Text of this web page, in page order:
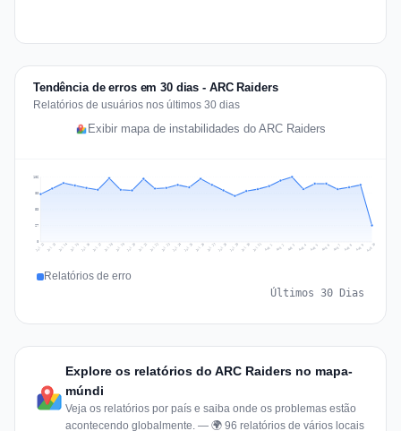
Tendência de erros em 30 dias - ARC Raiders
Relatórios de usuários nos últimos 30 dias
Exibir mapa de instabilidades do ARC Raiders
27
53
80
106
Jul 12 Jul 13 Jul 14 Jul 15 Jul 16 Jul 17 Jul 18 Jul 19 Jul 20 Jul 21 Jul 22 Jul 23 Jul 24 Jul 25 Jul 26 Jul 27 Jul 28 Jul 29 Jul 30 Jul 31 Aug 1 Aug 2 Aug 3 Aug 4 Aug 5 Aug 6 Aug 7 Aug 8 Aug 9 Aug 10
Relatórios de erro
Últimos 30 Dias
Explore os relatórios do ARC Raiders no mapa-
múndi
Veja os relatórios por país e saiba onde os problemas estão
acontecendo globalmente. — 🌍 96 relatórios de vários locais